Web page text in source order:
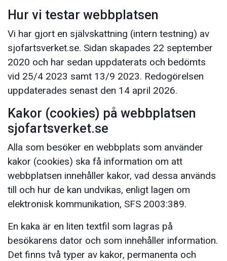
Hur vi testar webbplatsen
Vi har gjort en självskattning (intern testning) av
sjofartsverket.se. Sidan skapades 22 september
2020 och har sedan uppdaterats och bedömts
vid 25/4 2023 samt 13/9 2023. Redogörelsen
uppdaterades senast den 14 april 2026.
Kakor (cookies) på webbplatsen
sjofartsverket.se
Alla som besöker en webbplats som använder
kakor (cookies) ska få information om att
webbplatsen innehåller kakor, vad dessa används
till och hur de kan undvikas, enligt lagen om
elektronisk kommunikation, SFS 2003:389.
En kaka är en liten textfil som lagras på
besökarens dator och som innehåller information.
Det finns två typer av kakor, permanenta och